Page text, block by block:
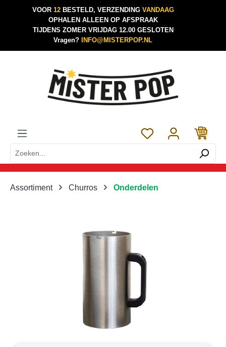
Ga naar de hoofdinhoud
VOOR 12 BESTELD, VERZENDING VANDAAG
OPHALEN ALLEEN OP AFSPRAAK
TIJDENS ZOMER VRIJDAG 12.00 GESLOTEN
Vragen?
INFO@MISTERPOP.NL
Je hebt 0 items op
Assortiment Churros Onderdelen